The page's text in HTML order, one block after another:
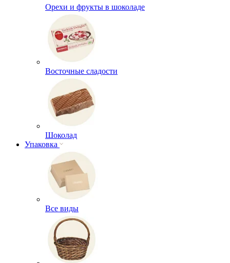
Орехи и фрукты в шоколаде
Восточные сладости
Шоколад
Упаковка
Все виды